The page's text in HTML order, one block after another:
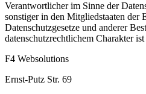
Verantwortlicher im Sinne der
sonstiger in den Mitgliedstaaten der
Datenschutzgesetze und anderer
datenschutzrechtlichem Charakter ist
F4 Websolutions
Ernst-Putz Str. 69